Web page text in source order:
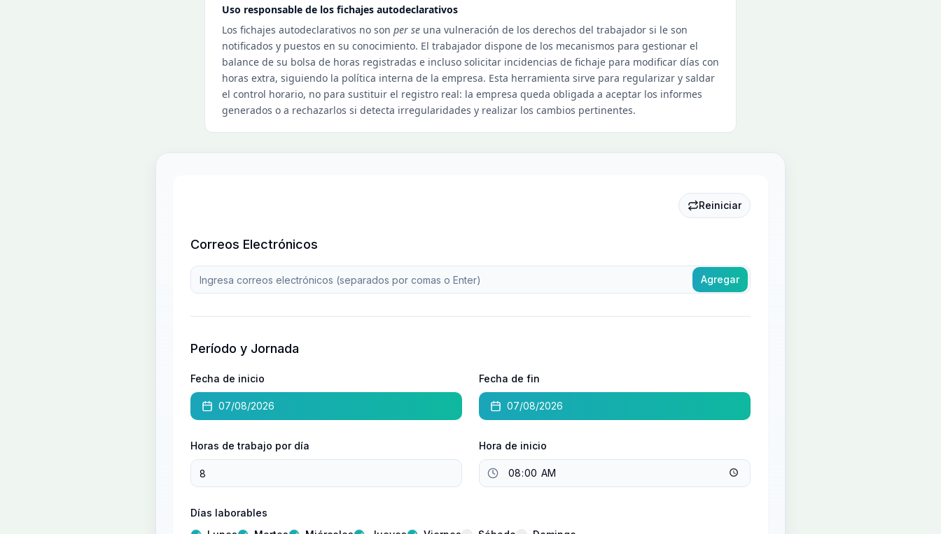
Uso responsable de los fichajes autodeclarativos
Los fichajes autodeclarativos no son per se una vulneración de los derechos del trabajador si le son
notificados y puestos en su conocimiento. El trabajador dispone de los mecanismos para gestionar el
balance de su bolsa de horas registradas e incluso solicitar incidencias de fichaje para modificar días con
horas extra, siguiendo la política interna de la empresa. Esta herramienta sirve para regularizar y saldar
el control horario, no para sustituir el registro real: la empresa queda obligada a aceptar los informes
generados o a rechazarlos si detecta irregularidades y realizar los cambios pertinentes.